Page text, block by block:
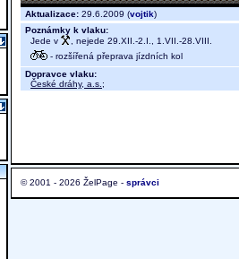
Aktualizace: 29.6.2009 (vojtik)
Poznámky k vlaku:
Jede v
, nejede 29.XII.-2.I., 1.VII.-28.VIII.
- rozšířená přeprava jízdních kol
Dopravce vlaku:
České dráhy, a.s. ;
© 2001 - 2026 ŽelPage - správci